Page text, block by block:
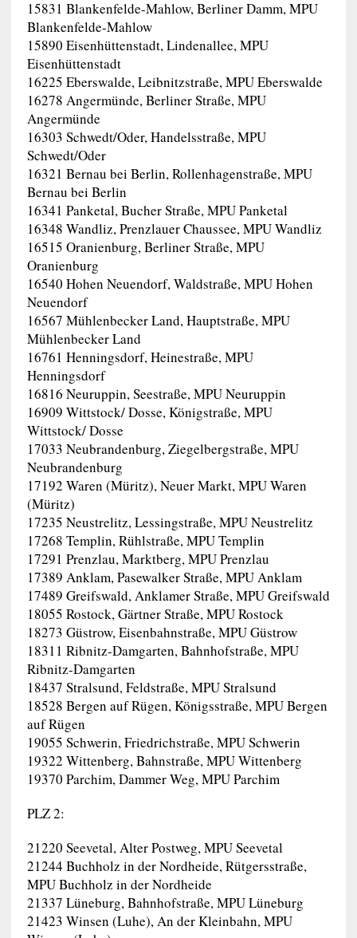
15831 Blankenfelde-Mahlow, Berliner Damm, MPU
Blankenfelde-Mahlow
15890 Eisenhüttenstadt, Lindenallee, MPU
Eisenhüttenstadt
16225 Eberswalde, Leibnitzstraße, MPU Eberswalde
16278 Angermünde, Berliner Straße, MPU
Angermünde
16303 Schwedt/Oder, Handelsstraße, MPU
Schwedt/Oder
16321 Bernau bei Berlin, Rollenhagenstraße, MPU
Bernau bei Berlin
16341 Panketal, Bucher Straße, MPU Panketal
16348 Wandliz, Prenzlauer Chaussee, MPU Wandliz
16515 Oranienburg, Berliner Straße, MPU
Oranienburg
16540 Hohen Neuendorf, Waldstraße, MPU Hohen
Neuendorf
16567 Mühlenbecker Land, Hauptstraße, MPU
Mühlenbecker Land
16761 Henningsdorf, Heinestraße, MPU
Henningsdorf
16816 Neuruppin, Seestraße, MPU Neuruppin
16909 Wittstock/ Dosse, Königstraße, MPU
Wittstock/ Dosse
17033 Neubrandenburg, Ziegelbergstraße, MPU
Neubrandenburg
17192 Waren (Müritz), Neuer Markt, MPU Waren
(Müritz)
17235 Neustrelitz, Lessingstraße, MPU Neustrelitz
17268 Templin, Rühlstraße, MPU Templin
17291 Prenzlau, Marktberg, MPU Prenzlau
17389 Anklam, Pasewalker Straße, MPU Anklam
17489 Greifswald, Anklamer Straße, MPU Greifswald
18055 Rostock, Gärtner Straße, MPU Rostock
18273 Güstrow, Eisenbahnstraße, MPU Güstrow
18311 Ribnitz-Damgarten, Bahnhofstraße, MPU
Ribnitz-Damgarten
18437 Stralsund, Feldstraße, MPU Stralsund
18528 Bergen auf Rügen, Königsstraße, MPU Bergen
auf Rügen
19055 Schwerin, Friedrichstraße, MPU Schwerin
19322 Wittenberg, Bahnstraße, MPU Wittenberg
19370 Parchim, Dammer Weg, MPU Parchim
PLZ 2:
21220 Seevetal, Alter Postweg, MPU Seevetal
21244 Buchholz in der Nordheide, Rütgersstraße,
MPU Buchholz in der Nordheide
21337 Lüneburg, Bahnhofstraße, MPU Lüneburg
21423 Winsen (Luhe), An der Kleinbahn, MPU